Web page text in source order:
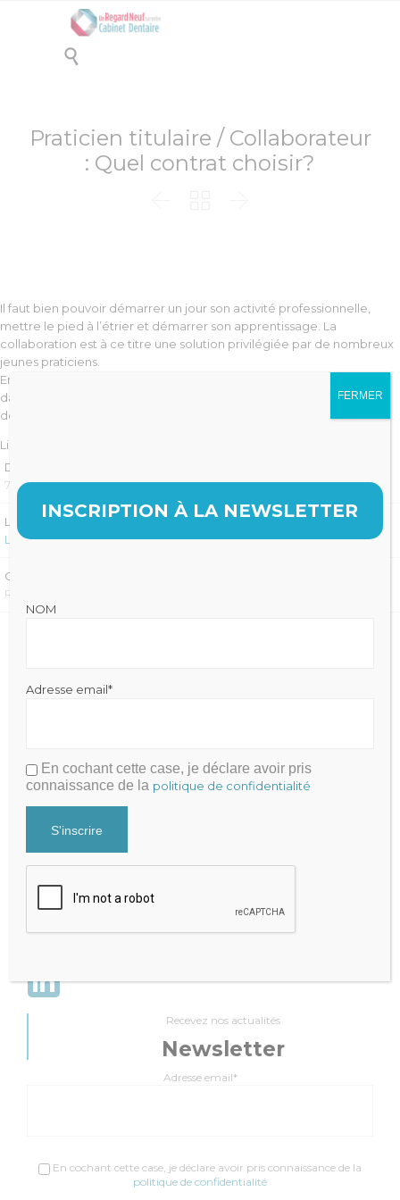

Praticien titulaire / Collaborateur
: Quel contrat choisir?
Il faut bien pouvoir démarrer un jour son activité professionnelle,
mettre le pied à l’étrier et démarrer son apprentissage. La
collaboration est à ce titre une solution privilégiée par de nombreux
jeunes praticiens.
En effet, au sortir de la phase théorique d’apprentissage, se lancer
dans la vie professionnelle, sans avoir eu recours à la collaboration
demeure un pari bien hasardeux.
Lire la suite
DATE
7 NOVEMBRE 2018
LIRE LA SUITE SUR :
LEFILDENTAIRE
CATÉGORIE
REVUE DE PRESSE
Julien FRAYSSE
Mentions légales
Cabinet Fraysse & Associés
Recevez nos actualités
Newsletter
Adresse email*
En cochant cette case, je déclare avoir pris connaissance de la
politique de confidentialité
INSCRIPTION À LA NEWSLETTER
NOM
Adresse email*
En cochant cette case, je déclare avoir pris
connaissance de la politique de confidentialité
FERMER